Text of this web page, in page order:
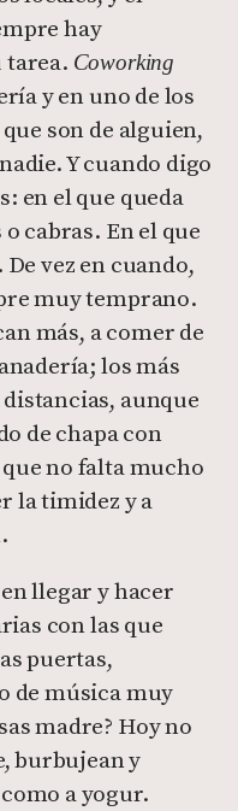
hay
tarea. Coworking
y en uno de los
son de alguien,
Y cuando digo
en el que queda
cabras. En el que
vez en cuando,
muy temprano.
más, a comer de
los más
aunque
de chapa con
no falta mucho
la timidez y a
llegar y hacer
con las que
puertas,
de música muy
madre? Hoy no
burbujean y
a yogur.